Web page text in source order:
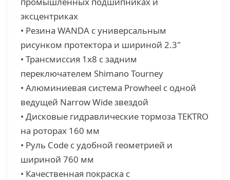
эксцентриках
• Резина WANDA с универсальным
рисунком протектора и шириной 2.3"
• Трансмиссия 1х8 с задним
переключателем Shimano Tourney
• Алюминиевая система Prowheel с одной
ведущей Narrow Wide звездой
• Дисковые гидравлические тормоза TEKTRO
на роторах 160 мм
• Руль Code c удобной геометрией и
шириной 760 мм
• Качественная покраска с